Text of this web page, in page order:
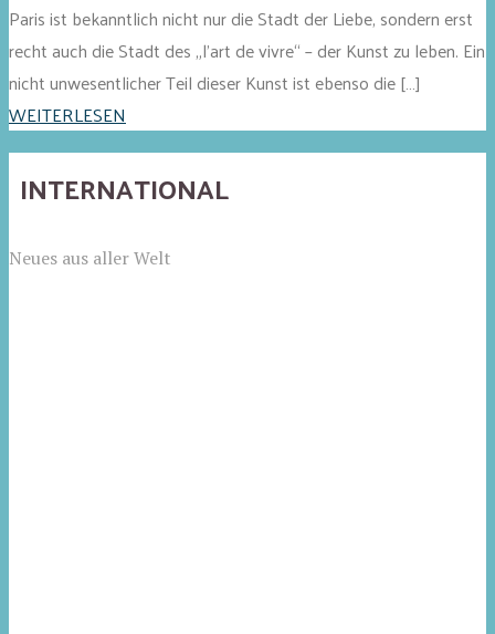
Paris ist bekanntlich nicht nur die Stadt der Liebe, sondern erst
recht auch die Stadt des „l'art de vivre“ – der Kunst zu leben. Ein
nicht unwesentlicher Teil dieser Kunst ist ebenso die […]
WEITERLESEN
INTERNATIONAL
Neues aus aller Welt